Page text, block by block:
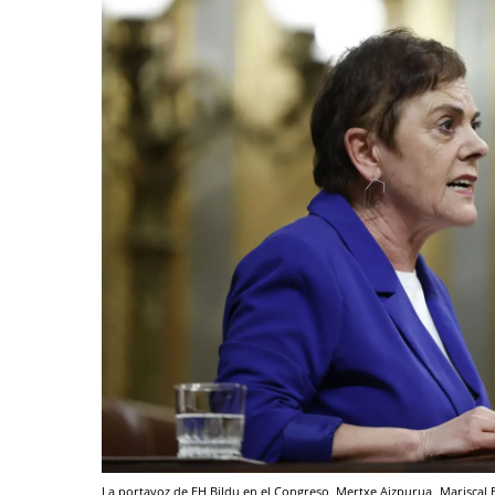
La portavoz de EH Bildu en el Congreso, Mertxe Aizpurua Mariscal